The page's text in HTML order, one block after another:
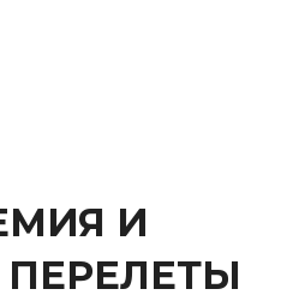
И